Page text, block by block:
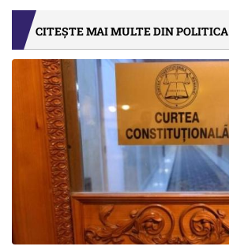
CITEȘTE MAI MULTE DIN POLITICA